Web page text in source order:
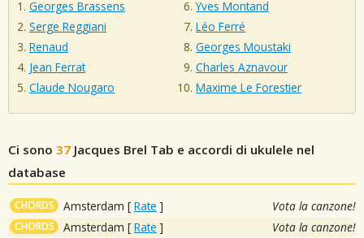
Georges Brassens
Serge Reggiani
Renaud
Jean Ferrat
Claude Nougaro
Yves Montand
Léo Ferré
Georges Moustaki
Charles Aznavour
Maxime Le Forestier
Ci sono 37 Jacques Brel Tab e accordi di ukulele nel
database
CHORDS Amsterdam [ Rate ] Vota la canzone!
CHORDS Amsterdam [ Rate ] Vota la canzone!